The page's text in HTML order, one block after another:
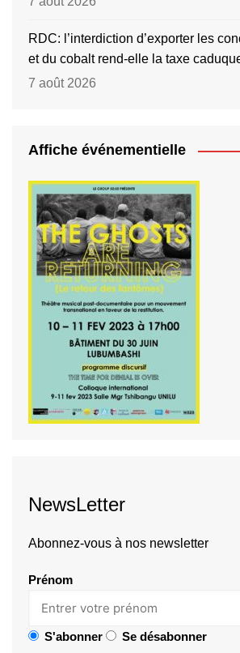
RDC: l’interdiction d’exporter les
et du cobalt rend-elle la taxe
7 août 2026
Affiche événementielle
NewsLetter
Abonnez-vous à nos newsletter
Prénom
S'abonner Se désabonner